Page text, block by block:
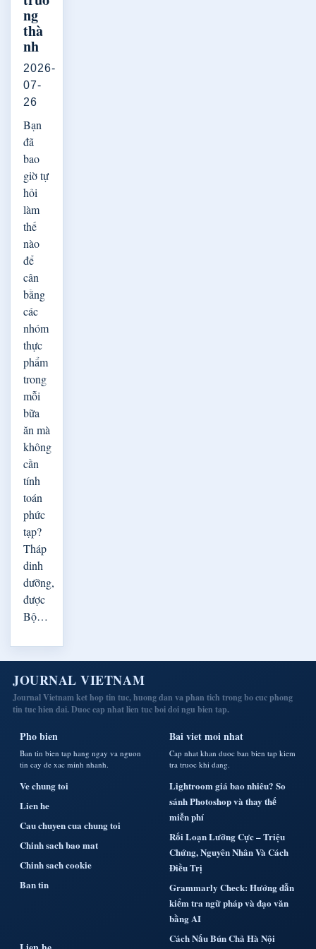
ng
thà
nh
2026-
07-
26
Bạn
đã
bao
giờ tự
hỏi
làm
thế
nào
để
cân
bằng
các
nhóm
thực
phẩm
trong
mỗi
bữa
ăn mà
không
cần
tính
toán
phức
tạp?
Tháp
dinh
dưỡng,
được
Bộ…
JOURNAL VIETNAM
Journal Vietnam ket hop tin tuc, huong dan va phan tich trong bo cuc phong
tin tuc hien dai. Duoc cap nhat lien tuc boi doi ngu bien tap.
Pho bien
Ban tin bien tap hang ngay va nguon
tin cay de xac minh nhanh.
Ve chung toi
Lien he
Cau chuyen cua chung toi
Chinh sach bao mat
Chinh sach cookie
Ban tin
Bai viet moi nhat
Cap nhat khan duoc ban bien tap kiem
tra truoc khi dang.
Lightroom giá bao nhiêu? So
sánh Photoshop và thay thế
miễn phí
Rối Loạn Lưỡng Cực – Triệu
Chứng, Nguyên Nhân Và Cách
Điều Trị
Grammarly Check: Hướng dẫn
kiểm tra ngữ pháp và đạo văn
bằng AI
Cách Nấu Bún Chả Hà Nội